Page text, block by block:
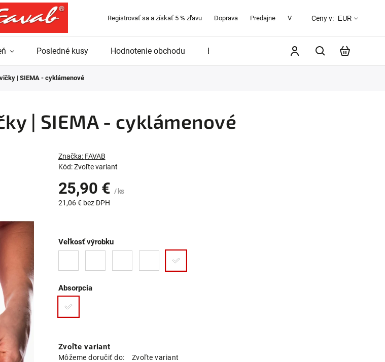
Registrovať sa a získať 5 % zľavu Doprava Predajne Veľkostná tabuľka O značke
Ceny v: EUR
Posledné kusy Hodnotenie obchodu Blog
| SIEMA - cyklámenové
| SIEMA - cyklámenové
Kód: Zvoľte variant
Značka: FAVAB
25,90 € / ks
21,06 € bez DPH
Zvoľte variant
Môžeme doručiť do: Zvoľte variant
Veľkosť výrobku
Absorpcia